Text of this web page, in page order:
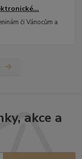
či Vánocům a
akce a